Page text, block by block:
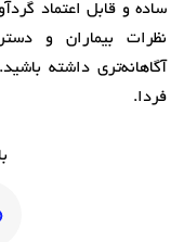
ساده و قابل اعتماد
نظرات بیماران و
آگاهانه‌تری داشته
فردا.